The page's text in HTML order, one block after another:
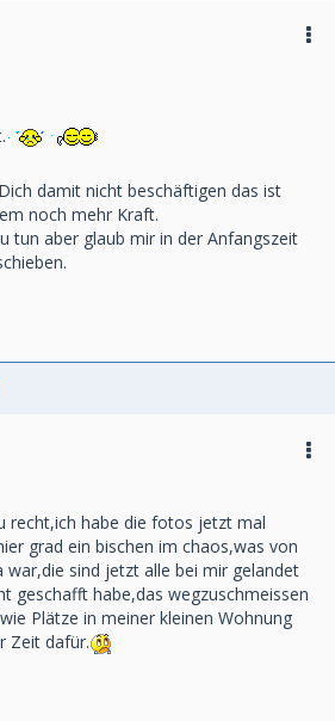
damit nicht beschäftigen das ist
noch mehr Kraft.
tun aber glaub mir in der Anfangszeit
recht,ich habe die fotos jetzt mal
grad ein bischen im chaos,was von
war,die sind jetzt alle bei mir gelandet
geschafft habe,das wegzuschmeissen
Plätze in meiner kleinen Wohnung
Zeit dafür.